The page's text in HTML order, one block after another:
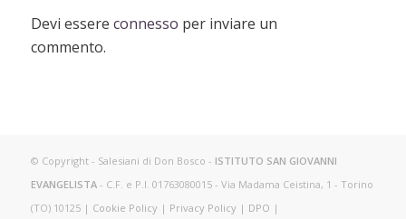
Devi essere connesso per inviare un
commento.
© Copyright - Salesiani di Don Bosco - ISTITUTO SAN GIOVANNI
EVANGELISTA- C.F. e P.I. 01763080015 - Via Madama Ceistina, 1 - Torino
(TO) 10125 | Cookie Policy| Privacy Policy| DPO |